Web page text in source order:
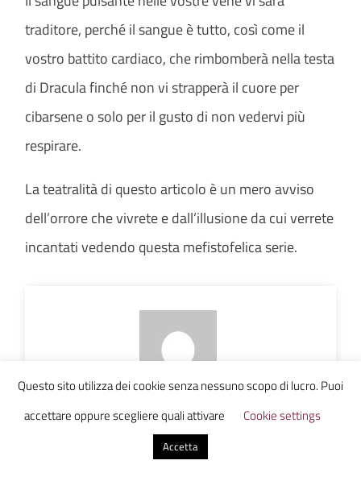
traditore, perché il sangue è tutto, così come il
vostro battito cardiaco, che rimbomberà nella testa
di Dracula finché non vi strapperà il cuore per
cibarsene o solo per il gusto di non vedervi più
respirare.
La teatralità di questo articolo è un mero avviso
dell’orrore che vivrete e dall’illusione da cui verrete
incantati vedendo questa mefistofelica serie.
Riccardo Mariani
Questo sito utilizza dei cookie senza nessuno scopo di lucro. Puoi
accettare oppure scegliere quali attivare
Cookie settings
Accetta